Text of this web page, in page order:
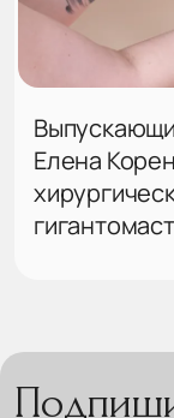
Елена